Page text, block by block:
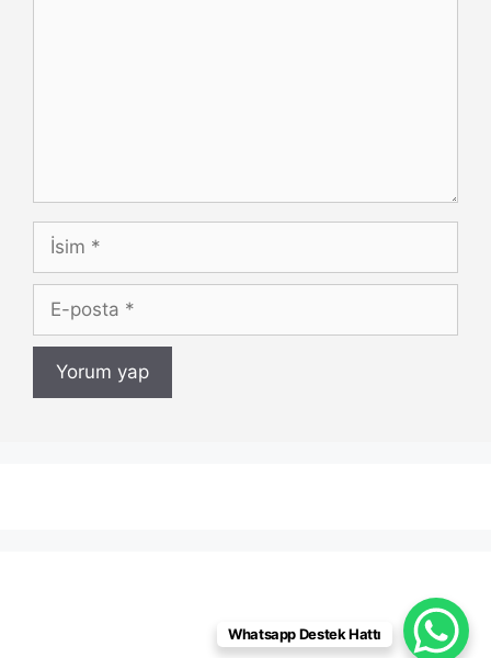
İsim
posta
Whatsapp Destek Hattı